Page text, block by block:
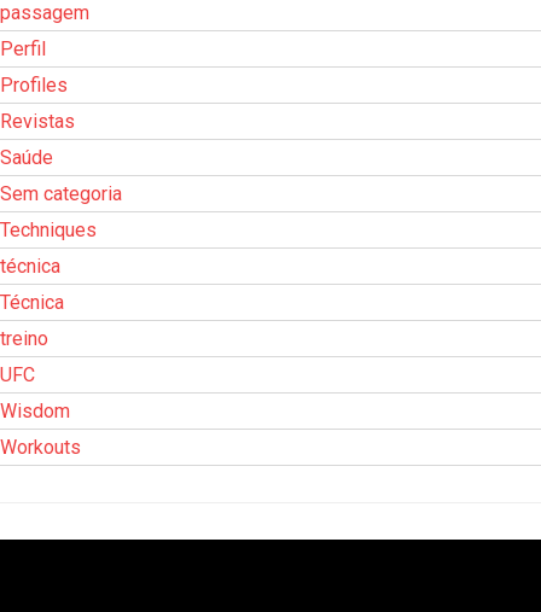
passagem
Perfil
Profiles
Revistas
Saúde
Sem categoria
Techniques
técnica
Técnica
treino
UFC
Wisdom
Workouts